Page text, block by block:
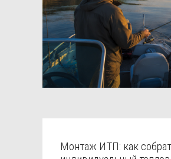
Монтаж ИТП: как